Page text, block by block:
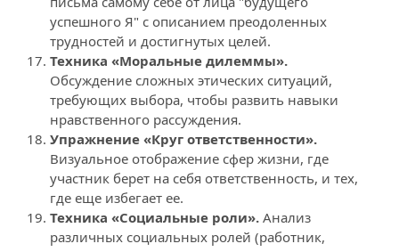
успешного Я" с описанием преодоленных
трудностей и достигнутых целей.
Техника «Моральные дилеммы».
Обсуждение сложных этических ситуаций,
требующих выбора, чтобы развить навыки
нравственного рассуждения.
Визуальное отображение сфер жизни, где
участник берет на себя ответственность, и тех,
где еще избегает ее.
Техника «Социальные роли». Анализ
различных социальных ролей (работник,